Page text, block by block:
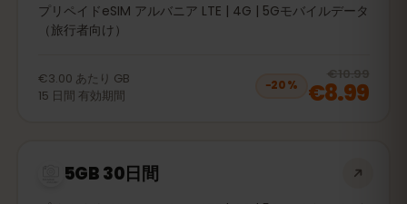
プリペイドeSIM アルバニア LTE | 4G | 5Gモバイルデータ
（旅行者向け）
€3.00 あたり GB
15 日間 有効期間
−20%
€10.99
€8.99
5GB 30日間